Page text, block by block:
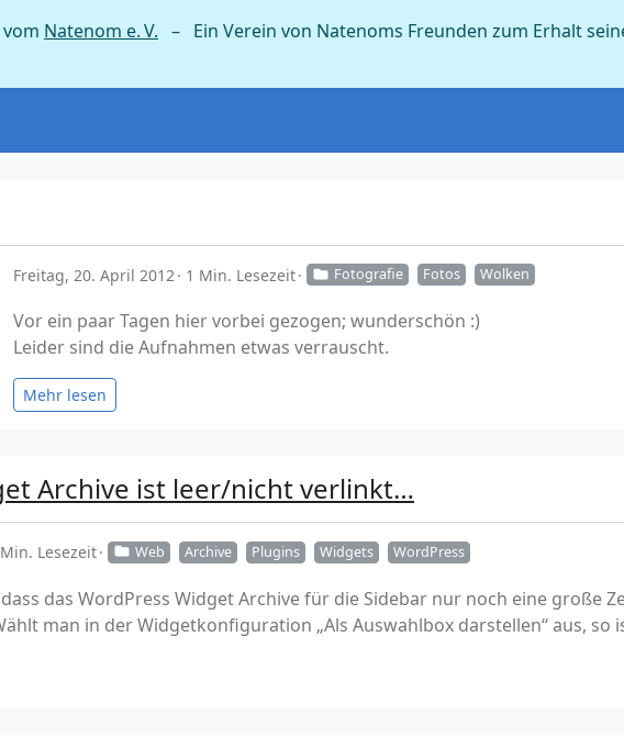
Natenom e. V. – Ein Verein von Natenoms Freunden zum Erhalt
Freitag, 20. April 2012 1 Min. Lesezeit Fotografie Fotos Wolken
Vor ein paar Tagen hier vorbei gezogen; wunderschön :)
Leider sind die Aufnahmen etwas verrauscht.
Mehr lesen
Archive ist leer/nicht verlinkt…
Lesezeit Web Archive Plugins Widgets WordPress
das WordPress Widget Archive für die Sidebar nur noch eine große
man in der Widgetkonfiguration „Als Auswahlbox darstellen“aus, so